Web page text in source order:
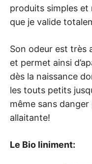
produits simples et
que je valide
Son odeur est très
et permet ainsi
dès la naissance
les touts petits
même sans
allaitante!
Le Bio liniment: